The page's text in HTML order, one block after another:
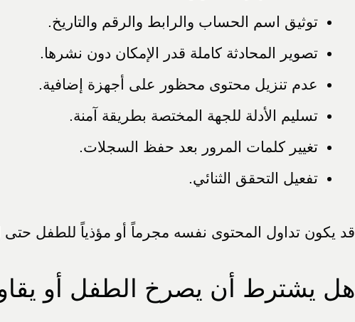
توثيق اسم الحساب والرابط والرقم والتاريخ.
تصوير المحادثة كاملة قدر الإمكان دون نشرها.
عدم تنزيل محتوى محظور على أجهزة إضافية.
تسليم الأدلة للجهة المختصة بطريقة آمنة.
تغيير كلمات المرور بعد حفظ السجلات.
تفعيل التحقق الثنائي.
قد يكون تداول المحتوى نفسه مجرماً أو مؤذياً للطفل
هل يشترط أن يصرخ الطفل أو